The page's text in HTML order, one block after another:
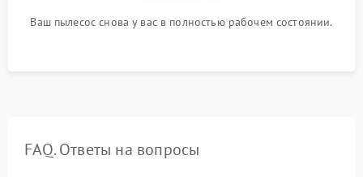
Ваш пылесос снова у вас в полностью рабочем состоянии.
FAQ. Ответы на вопросы